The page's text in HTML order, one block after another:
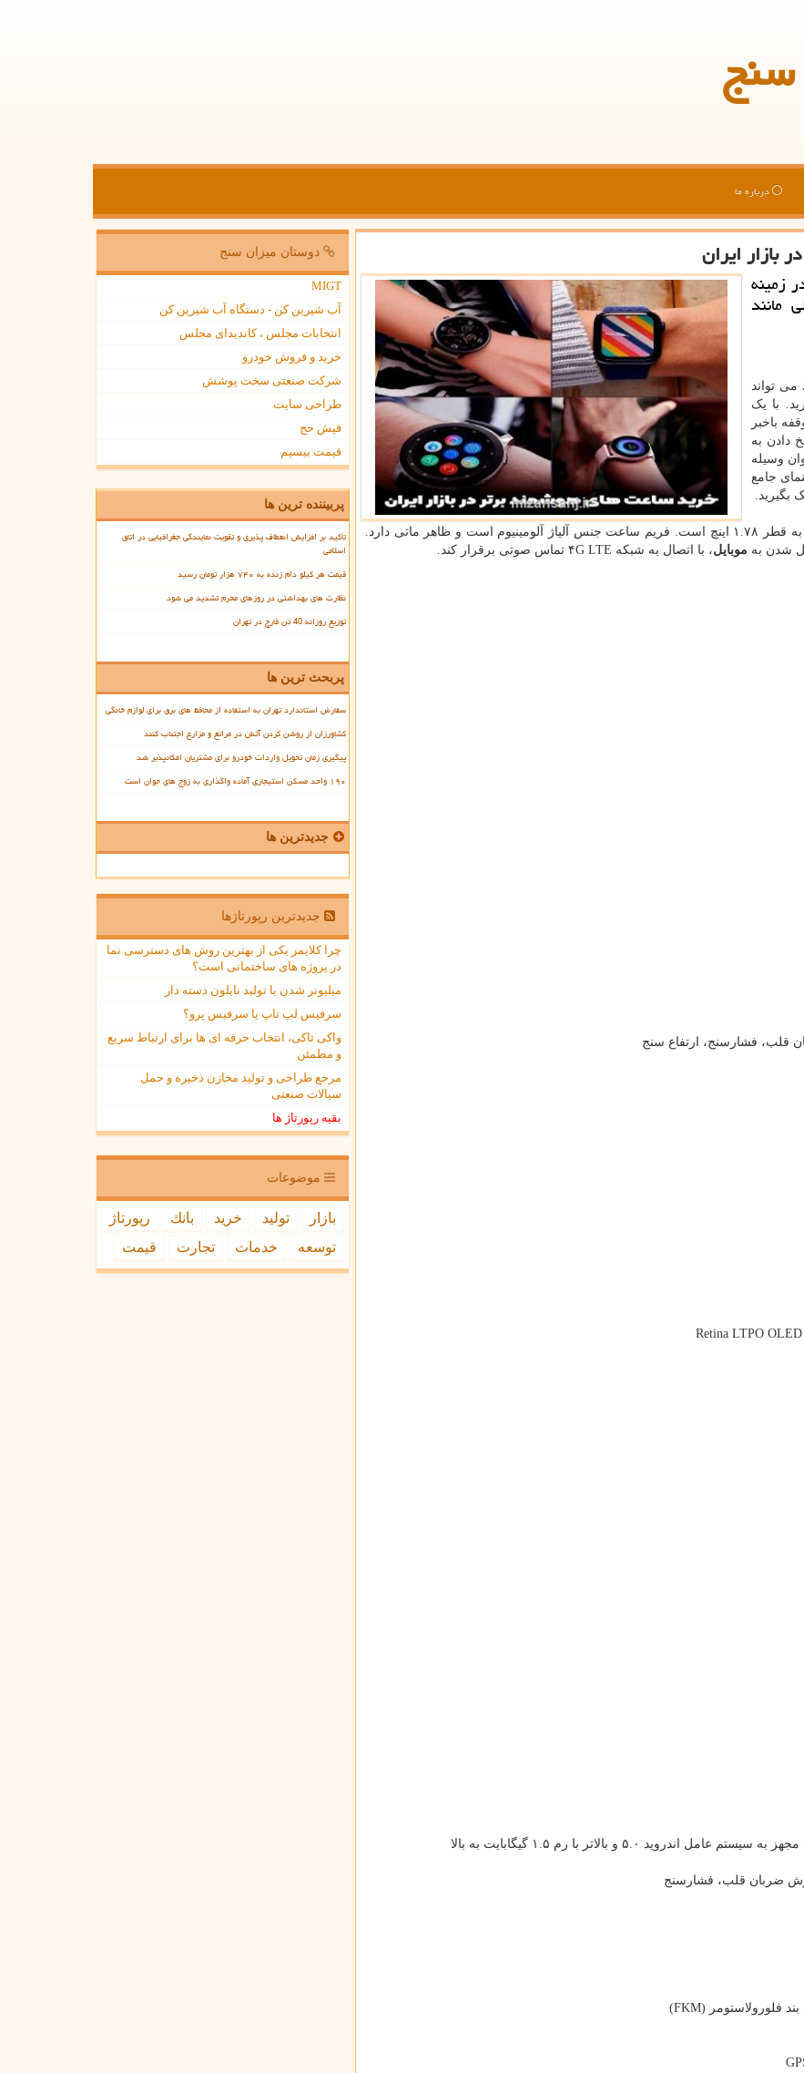
سنج
درباره ما
ایران
زمینه
مانند
می تواند
با یک
باخبر
دادن به
وسیله
جامع
بگیرید.
این ساعت دارای صفحه مربع شکل با نمایشگریAMOLED به قطر ۱.۷۸ اینچ است. فریم ساعت جنس آلیاژ آلومینیوم است و ظاهر ماتی دارد.
موبایل، با اتصال به شبکه ۴G LTE تماس صوتی برقرار کند.
فشارسنج، ارتفاع سنج
سیستم عامل اندروید ۵.۰ و بالاتر با رم ۱.۵ گیگابایت به بالا
ضربان قلب، فشارسنج
دوستان میزان سنج
MIGT
آب شیرین کن - دستگاه آب شیرین کن
انتخابات مجلس ، کاندیدای مجلس
خرید و فروش خودرو
شرکت صنعتی سخت پوشش
طراحی سایت
فیش حج
قیمت بیسیم
پربیننده ترین ها
تأکید بر افزایش انعطاف پذیری و تقویت نمایندگی جغرافیایی در اتاق
اسلامی
قیمت هر کیلو دام زنده به ۷۴۰ هزار تومان رسید
نظارت های بهداشتی در روزهای محرم تشدید می شود
توزیع روزانه 40 تن قارچ در تهران
پربحث ترین ها
سفارش استاندارد تهران به استفاده از محافظ های برق برای لوازم خانگی
کشاورزان از روشن کردن آتش در مراتع و مزارع اجتناب کنند
پیگیری زمان تحویل واردات خودرو برای مشتریان امکانپذیر شد
۱۹۰ واحد مسکن استیجاری آماده واگذاری به زوج های جوان است
جدیدترین ها
جدیدترین رپورتاژها
چرا کلایمر یکی از بهترین روش های دسترسی نما
در پروژه های ساختمانی است؟
میلیونر شدن با تولید نایلون دسته دار
سرفیس لپ تاپ یا سرفیس پرو؟
واکی تاکی، انتخاب حرفه ای ها برای ارتباط سریع
و مطمئن
مرجع طراحی و تولید مخازن ذخیره و حمل
سیالات صنعتی
بقیه رپورتاژ ها
موضوعات
بازار تولید خرید بانك
رپورتاژ
توسعه
خدمات تجارت قیمت